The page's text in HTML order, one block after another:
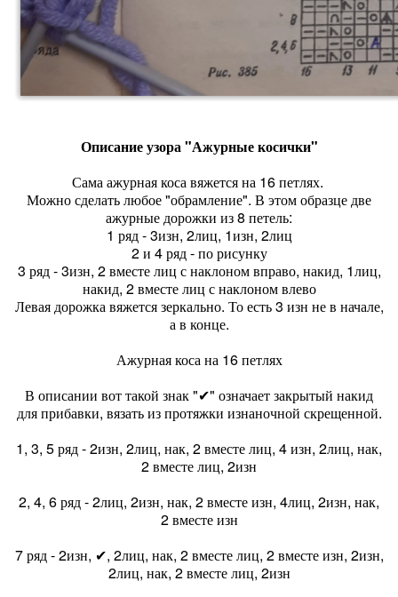
Описание узора "Ажурные косички"
Сама ажурная коса вяжется на 16 петлях.
Можно сделать любое "обрамление". В этом образце две
ажурные дорожки из 8 петель:
1 ряд - 3изн, 2лиц, 1изн, 2лиц
2 и 4 ряд - по рисунку
3 ряд - 3изн, 2 вместе лиц с наклоном вправо, накид, 1лиц,
накид, 2 вместе лиц с наклоном влево
Левая дорожка вяжется зеркально. То есть 3 изн не в начале,
а в конце.
Ажурная коса на 16 петлях
В описании вот такой знак "✔" означает закрытый накид
для прибавки, вязать из протяжки изнаночной скрещенной.
1, 3, 5 ряд - 2изн, 2лиц, нак, 2 вместе лиц, 4 изн, 2лиц, нак,
2 вместе лиц, 2изн
2, 4, 6 ряд - 2лиц, 2изн, нак, 2 вместе изн, 4лиц, 2изн, нак,
2 вместе изн
7 ряд - 2изн, ✔, 2лиц, нак, 2 вместе лиц, 2 вместе изн, 2изн,
2лиц, нак, 2 вместе лиц, 2изн